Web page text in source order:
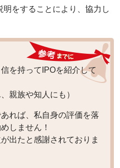
をすることにより、協力し
を持ってIPOを紹介して
親族や知人にも）
れば、私自身の評価を落
しません！
出たと感謝されておりま